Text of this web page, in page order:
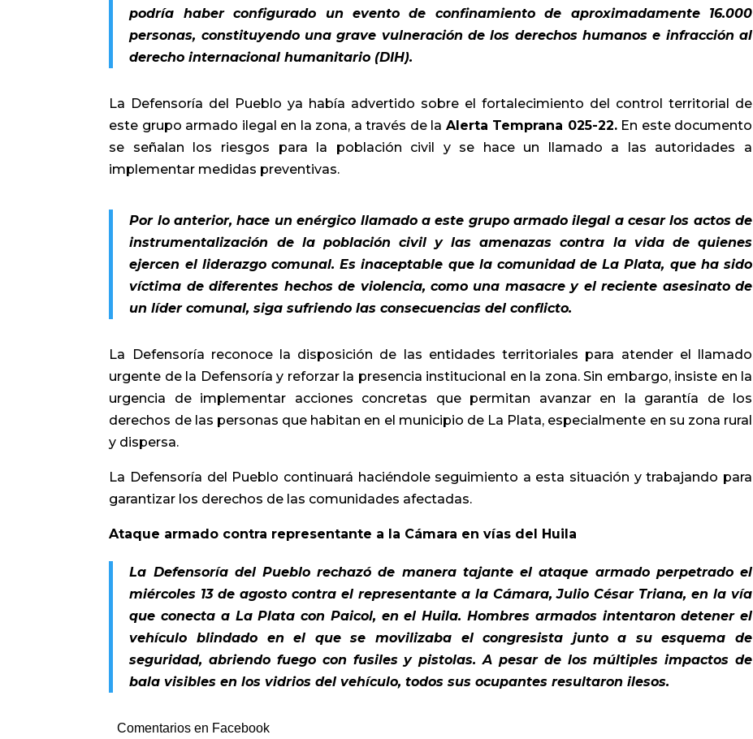
podría haber configurado un evento de confinamiento de aproximadamente 16.000
personas, constituyendo una grave vulneración de los derechos humanos e infracción al
derecho internacional humanitario (DIH).
La Defensoría del Pueblo ya había advertido sobre el fortalecimiento del control territorial de
este grupo armado ilegal en la zona, a través de la Alerta Temprana 025-22.En este documento
se señalan los riesgos para la población civil y se hace un llamado a las autoridades a
implementar medidas preventivas.
Por lo anterior, hace un enérgico llamado a este grupo armado ilegal a cesar los actos de
instrumentalización de la población civil y las amenazas contra la vida de quienes
ejercen el liderazgo comunal. Es inaceptable que la comunidad de La Plata, que ha sido
víctima de diferentes hechos de violencia, como una masacre y el reciente asesinato de
un líder comunal, siga sufriendo las consecuencias del conflicto.
La Defensoría reconoce la disposición de las entidades territoriales para atender el llamado
urgente de la Defensoría y reforzar la presencia institucional en la zona. Sin embargo, insiste en la
urgencia de implementar acciones concretas que permitan avanzar en la garantía de los
derechos de las personas que habitan en el municipio de La Plata, especialmente en su zona rural
y dispersa.
La Defensoría del Pueblo continuará haciéndole seguimiento a esta situación y trabajando para
garantizar los derechos de las comunidades afectadas.
Ataque armado contra representante a la Cámara en vías del Huila
La Defensoría del Pueblo rechazó de manera tajante el ataque armado perpetrado el
miércoles 13 de agosto contra el representante a la Cámara, Julio César Triana, en la vía
que conecta a La Plata con Paicol, en el Huila. Hombres armados intentaron detener el
vehículo blindado en el que se movilizaba el congresista junto a su esquema de
seguridad, abriendo fuego con fusiles y pistolas. A pesar de los múltiples impactos de
bala visibles en los vidrios del vehículo, todos sus ocupantes resultaron ilesos.
Comentarios en Facebook